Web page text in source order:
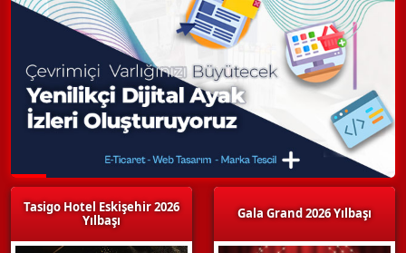
Tasigo Hotel Eskişehir 2026
Yılbaşı
Gala Grand 2026 Yılbaşı